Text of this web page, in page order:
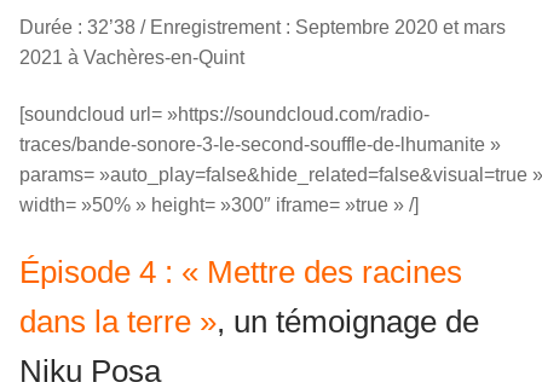
Durée : 32’38 / Enregistrement : Septembre 2020 et mars
2021 à Vachères-en-Quint
[soundcloud url= »https://soundcloud.com/radio-
traces/bande-sonore-3-le-second-souffle-de-lhumanite »
params= »auto_play=false&hide_related=false&visual=true »
width= »50% » height= »300″ iframe= »true » /]
Épisode 4 : « Mettre des racines
dans la terre », un témoignage de
Niku Posa